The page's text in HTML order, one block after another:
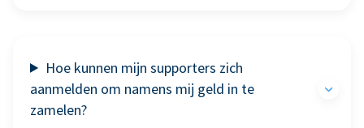
Hoe kunnen mijn supporters zich
aanmelden om namens mij geld in te
zamelen?